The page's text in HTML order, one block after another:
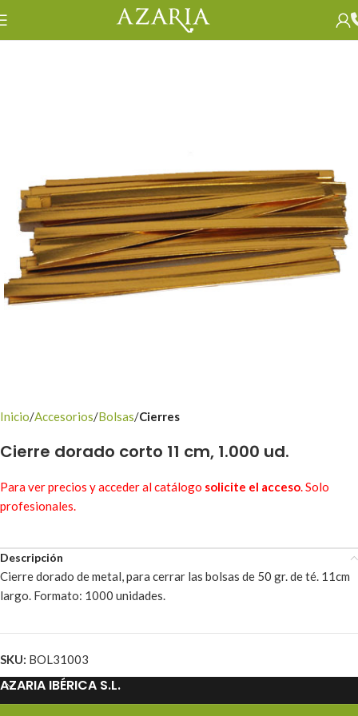
Inicio Accesorios Bolsas Cierres
Cierre dorado corto 11 cm, 1.000 ud.
Para ver precios y acceder al catálogo solicite el acceso. Solo
profesionales.
Descripción
Cierre dorado de metal, para cerrar las bolsas de 50 gr. de té. 11cm
largo. Formato: 1000 unidades.
SKU: BOL31003
AZARIA IBÉRICA S.L.